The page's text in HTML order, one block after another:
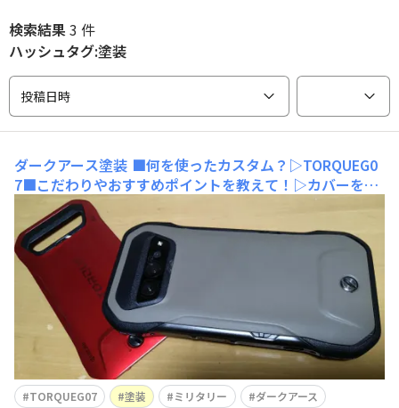
検索結果3 件
ハッシュタグ:塗装
投稿日時
ダークアース塗装 ■何を使ったカスタム？▷TORQUEG0
7■こだわりやおすすめポイントを教えて！▷カバーをダ
ークアースに塗装■G07の評価は？(5点満点)▷⭐⭐⭐⭐▷理
由：まだムラがある■今後はこんなカスタムもしてみた
い！▷TPOに合わせた色を探って行きたいですね。
TORQUEG07 塗装 ミリタリー
ダークアース